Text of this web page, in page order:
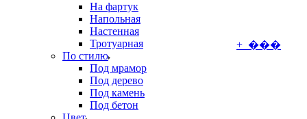
На фартук
Напольная
Настенная
Тротуарная
По стилю
Под мрамор
Под дерево
Под камень
Под бетон
+ ���